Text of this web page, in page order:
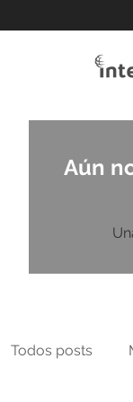
Aún
Todos posts